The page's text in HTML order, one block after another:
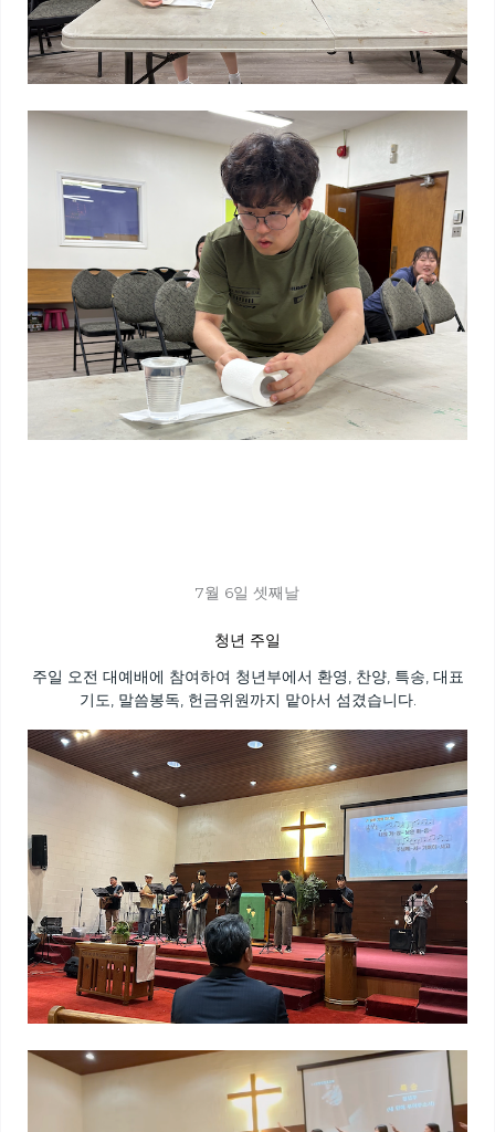
7월 6일 셋째날
청년 주일
주일 오전 대예배에 참여하여 청년부에서 환영, 찬양, 특송, 대표
기도, 말씀봉독, 헌금위원까지 맡아서 섬겼습니다.